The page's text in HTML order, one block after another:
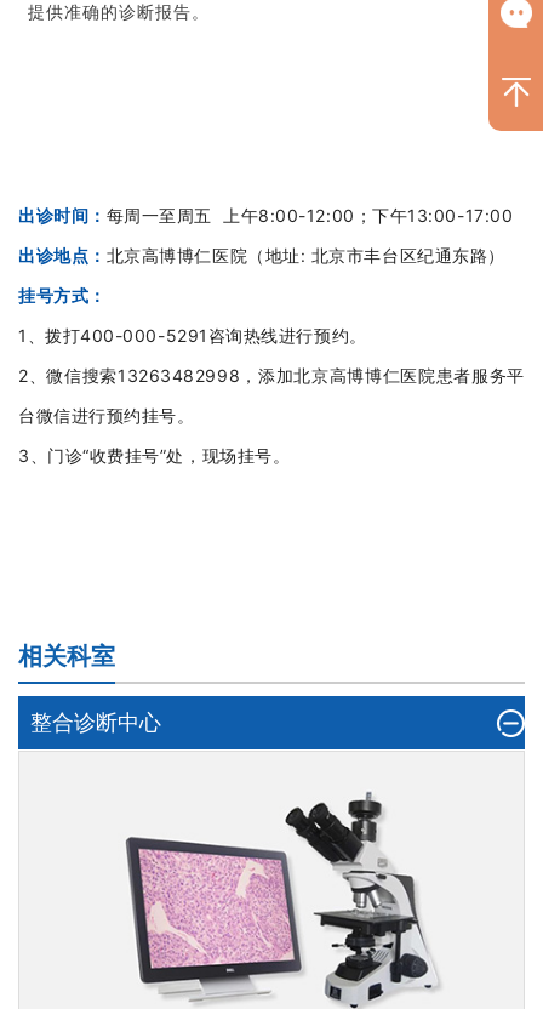
提供准确的诊断报告。
出诊时间： 每周一至周五 上午8:00-12:00 ；下午13:00-17:00
出诊地点： 北京高博博仁医院（地址: 北京市丰台区纪通东路）
挂号方式：
1、拨打400-000-5291咨询热线进行预约。
2、微信搜索13263482998，添加北京高博博仁医院患者服务平
台微信进行预约挂号。
3、门诊“收费挂号”处，现场挂号。
相关科室
整合诊断中心